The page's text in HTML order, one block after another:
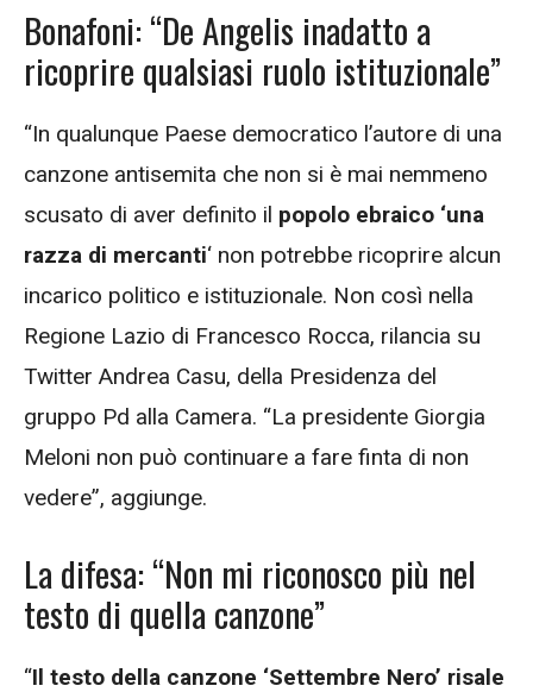
Bonafoni: “De Angelis inadatto a
ricoprire qualsiasi ruolo istituzionale”
“In qualunque Paese democratico l’autore di una
canzone antisemita che non si è mai nemmeno
scusato di aver definito il popolo ebraico ‘una
razza di mercanti‘ non potrebbe ricoprire alcun
incarico politico e istituzionale. Non così nella
Regione Lazio di Francesco Rocca, rilancia su
Twitter Andrea Casu, della Presidenza del
gruppo Pd alla Camera. “La presidente Giorgia
Meloni non può continuare a fare finta di non
vedere”, aggiunge.
La difesa: “Non mi riconosco più nel
testo di quella canzone”
“Il testo della canzone ‘Settembre Nero’ risale